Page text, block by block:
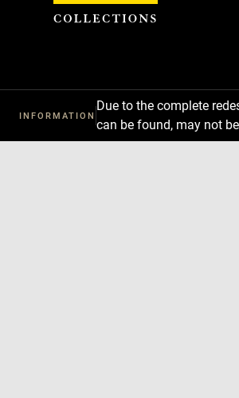
INFORMATION
Due to the complete
can be found, may not
Cookies management panel